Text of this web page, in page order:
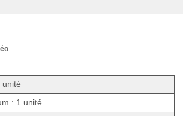
unité
: 1 unité